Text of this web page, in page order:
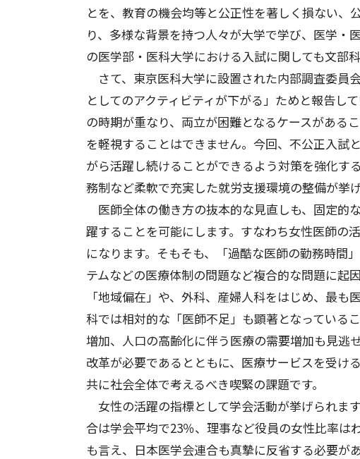
とを、教育の機会均等と公正性を著しく損ない
り、多様な背景を持つ人々が大学で学び、医学
の医学部・医科大学における入試に関しても文部
さて、東京医科大学に設置された内部調査委員
としてのアクティビティが下がる」ためと報告し
の時期が重なり、両立が困難となるケースがある
を軽視することはできません。今回、不公正入試
がら活躍し続けることができるよう対策を強化す
務制など柔軟で充実した就労支援環境の整備が挙げ
医師全体の働き方の抜本的な見直しも、固定的
躍することを可能にします。すなわち女性医師の
になります。そもそも、「過酷な医師の勤務時間
テムなどの医療体制の問題など複合的な問題に起
「地域偏在」や、外科、産婦人科をはじめ、最
科では相対的な「医師不足」も顕著となっている
増加、人口の高齢化に伴う医療の需要増加も見逃
改革が必要であるとともに、医療サービスを受け
共に社会全体で考えるべき喫緊の課題です。
女性の活躍の指標として学会活動が挙げられま
合は学会平均で23％、理事など役員の女性比率
も言え、日本医学会連合も真摯に反省する必要が